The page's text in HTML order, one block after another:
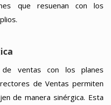
que resuenan con los
ventas con los planes
de Ventas permiten
de manera sinérgica. Esta